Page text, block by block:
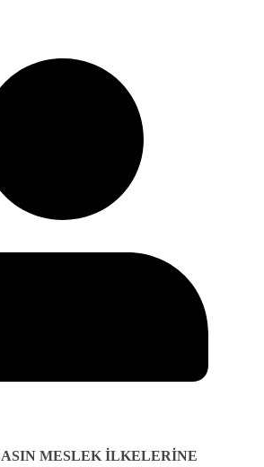
MESLEK İLKELERİNE